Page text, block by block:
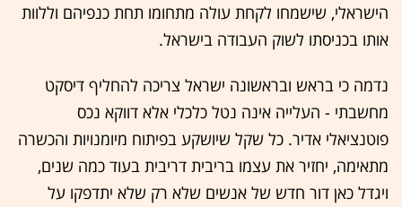
הישראלי, שישמחו לקחת עולה מתחומו תחת כנפיהם וללוות
אותו בכניסתו לשוק העבודה בישראל.
נדמה כי בראש ובראשונה ישראל צריכה להחליף דיסקט
מחשבתי - העלייה אינה נטל כלכלי אלא דווקא נכס
פוטנציאלי אדיר. כל שקל שיושקע בפיתוח מיומנויות והכשרה
מתאימה, יחזיר את עצמו בריבית דריבית בעוד כמה שנים,
ויגדל כאן דור חדש של אנשים שלא רק שלא יתדפקו על